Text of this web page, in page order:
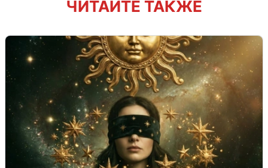
ЧИТАЙТЕ ТАКЖЕ